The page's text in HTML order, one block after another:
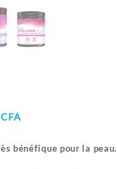
CFALe
actuel
bénéfique pour la peau.